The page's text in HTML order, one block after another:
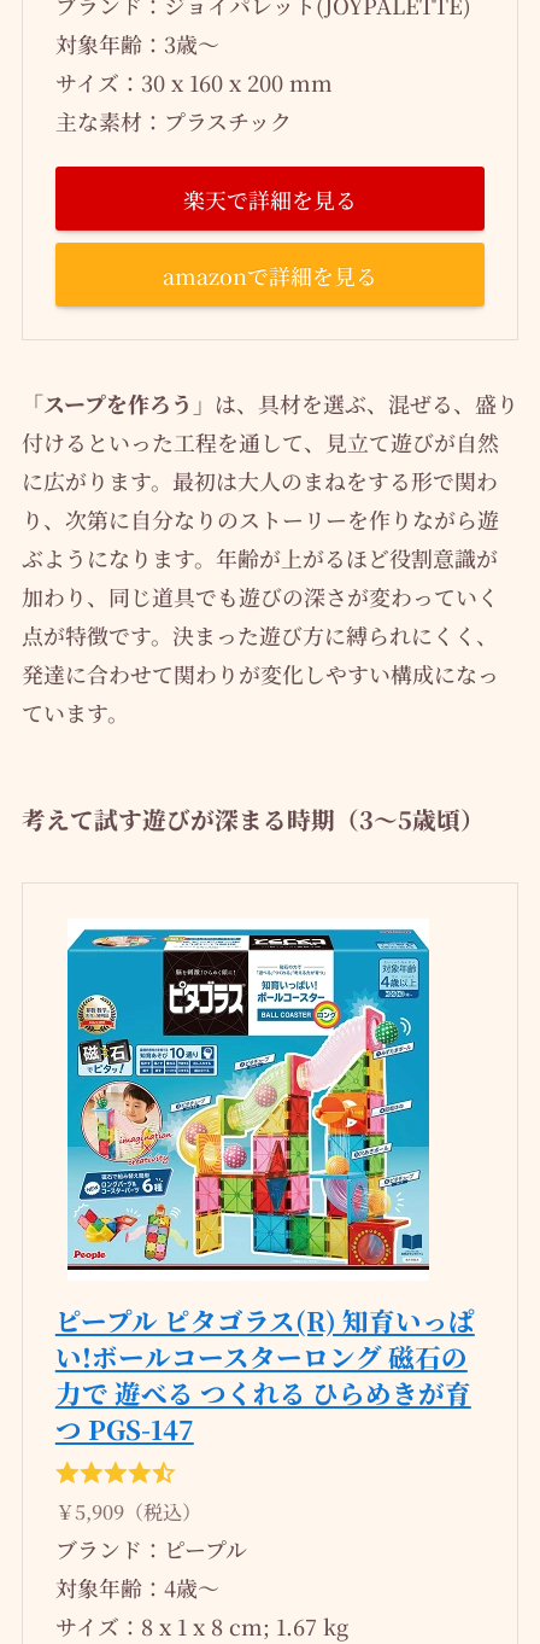
対象年齢：3歳～
サイズ：30 x 160 x 200 mm
主な素材：プラスチック
楽天で詳細を見る
amazonで詳細を見る
「スープを作ろう」 は、具材を選ぶ、混ぜる、盛り
付けるといった工程を通して、見立て遊びが自然
に広がります。最初は大人のまねをする形で関わ
り、次第に自分なりのストーリーを作りながら遊
ぶようになります。年齢が上がるほど役割意識が
加わり、同じ道具でも遊びの深さが変わっていく
点が特徴です。決まった遊び方に縛られにくく、
発達に合わせて関わりが変化しやすい構成になっ
ています。
考えて試す遊びが深まる時期（3〜5歳頃）
ピープル ピタゴラス(R) 知育いっぱ
い!ボールコースターロング 磁石の
力で 遊べる つくれる ひらめきが育
つ PGS-147
￥5,909（税込）
ブランド：ピープル
対象年齢：4歳～
サイズ：‎8 x 1 x 8 cm; 1.67 kg